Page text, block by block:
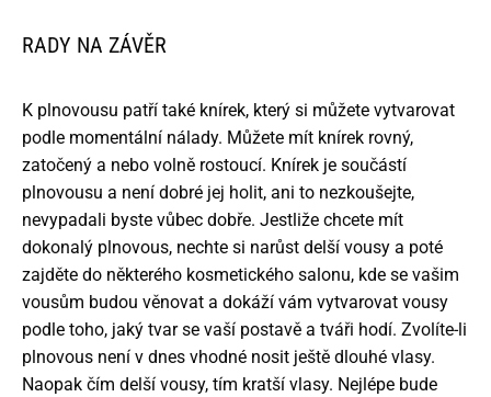
RADY NA ZÁVĚR
K plnovousu patří také knírek, který si můžete vytvarovat
podle momentální nálady. Můžete mít knírek rovný,
zatočený a nebo volně rostoucí. Knírek je součástí
plnovousu a není dobré jej holit, ani to nezkoušejte,
nevypadali byste vůbec dobře. Jestliže chcete mít
dokonalý plnovous, nechte si narůst delší vousy a poté
zajděte do některého kosmetického salonu, kde se vašim
vousům budou věnovat a dokáží vám vytvarovat vousy
podle toho, jaký tvar se vaší postavě a tváři hodí. Zvolíte-li
plnovous není v dnes vhodné nosit ještě dlouhé vlasy.
Naopak čím delší vousy, tím kratší vlasy. Nejlépe bude